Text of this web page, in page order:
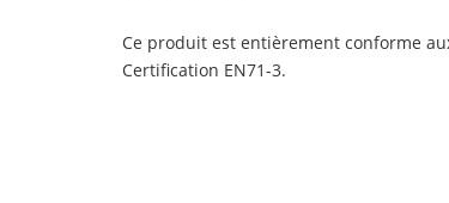
Ce produit est entièrement conforme
Certification EN71-3.